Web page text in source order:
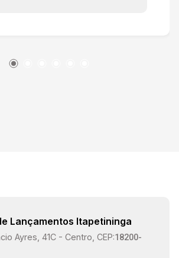
Lançamentos Itapetininga
Ayres, 41C - Centro, CEP:18200-